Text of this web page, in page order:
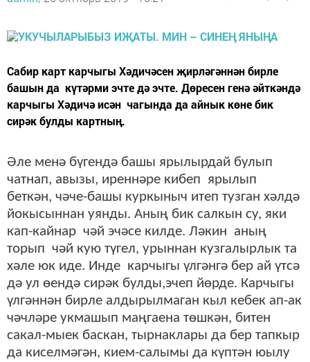
Сабир карт карчыгы Хәдичәсен җирләгәннән бирле
башын да күтәрми эчте дә эчте. Дөресен генә әйткәндә
карчыгы Хәдичә исән чагында да айнык көне бик
сирәк булды картның.
Әле менә бүгендә башы ярылырдай булып
чатнап, авызы, иреннәре кибеп ярылып
беткән, чәче-башы куркыныч итеп тузган хәлдә
йокысыннан уянды. Аның бик салкын су, яки
кап-кайнар чәй эчәсе килде. Ләкин аның
торып чәй кую түгел, урыннан кузгалырлык та
хәле юк иде. Инде карчыгы үлгәнгә бер ай үтсә
дә ул өендә сирәк булды,эчеп йөрде. Карчыгы
үлгәннән бирле алдырылмаган кыл кебек ап-ак
чәчләре укмашып маңгаена төшкән, битен
сакал-мыек баскан, тырнаклары да бер тапкыр
да киселмәгән, кием-салымы да күптән юылу